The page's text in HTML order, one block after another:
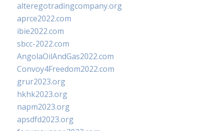
alteregotradingcompany.org
aprce2022.com
ibie2022.com
sbcc-2022.com
AngolaOilAndGas2022.com
Convoy4Freedom2022.com
grur2023.org
hkhk2023.org
napm2023.org
apsdfd2023.org